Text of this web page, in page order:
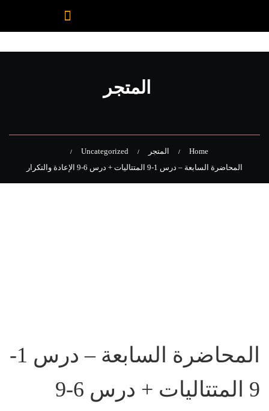
المتجر
Home المتجر
Uncategorized
المحاضرة السابعة – درس 1-9 المتتاليات + درس 6-9 الإعادة والتكرار
المحاضرة السابعة – درس 1-
9 المتتاليات + درس 6-9